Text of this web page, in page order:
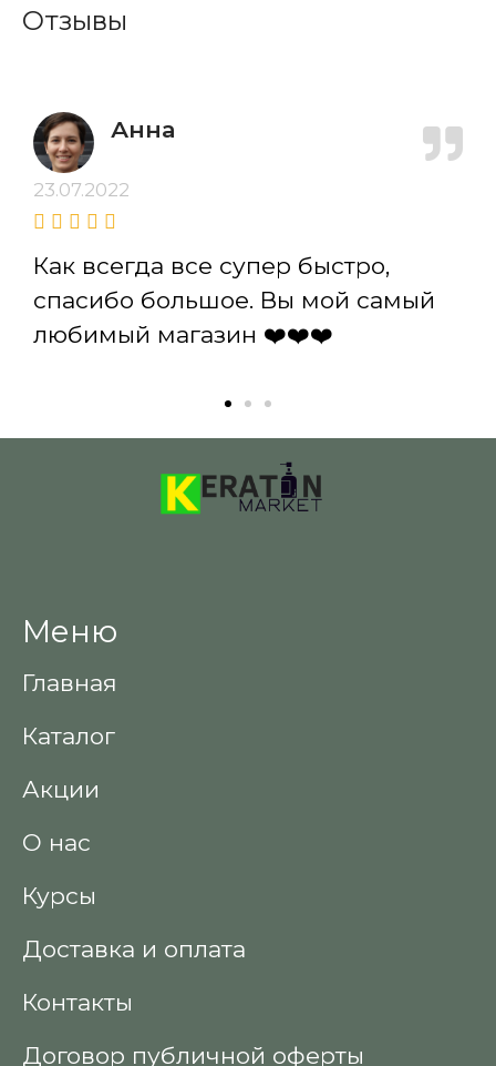
Отзывы
Анна
23.07.2022
Как всегда все супер быстро,
спасибо большое. Вы мой самый
любимый магазин ❤️❤️❤️
Меню
Главная
Каталог
Акции
О нас
Курсы
Доставка и оплата
Контакты
Договор публичной оферты